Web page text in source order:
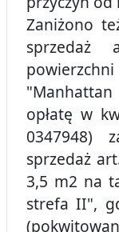
Zaniżono
sprzedaż
opłatę w
0347948)
sprzedaż
3,5 m2 na
strefa II",